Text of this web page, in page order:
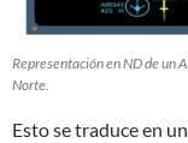
Representación en ND de un
Norte.
Esto se traduce en